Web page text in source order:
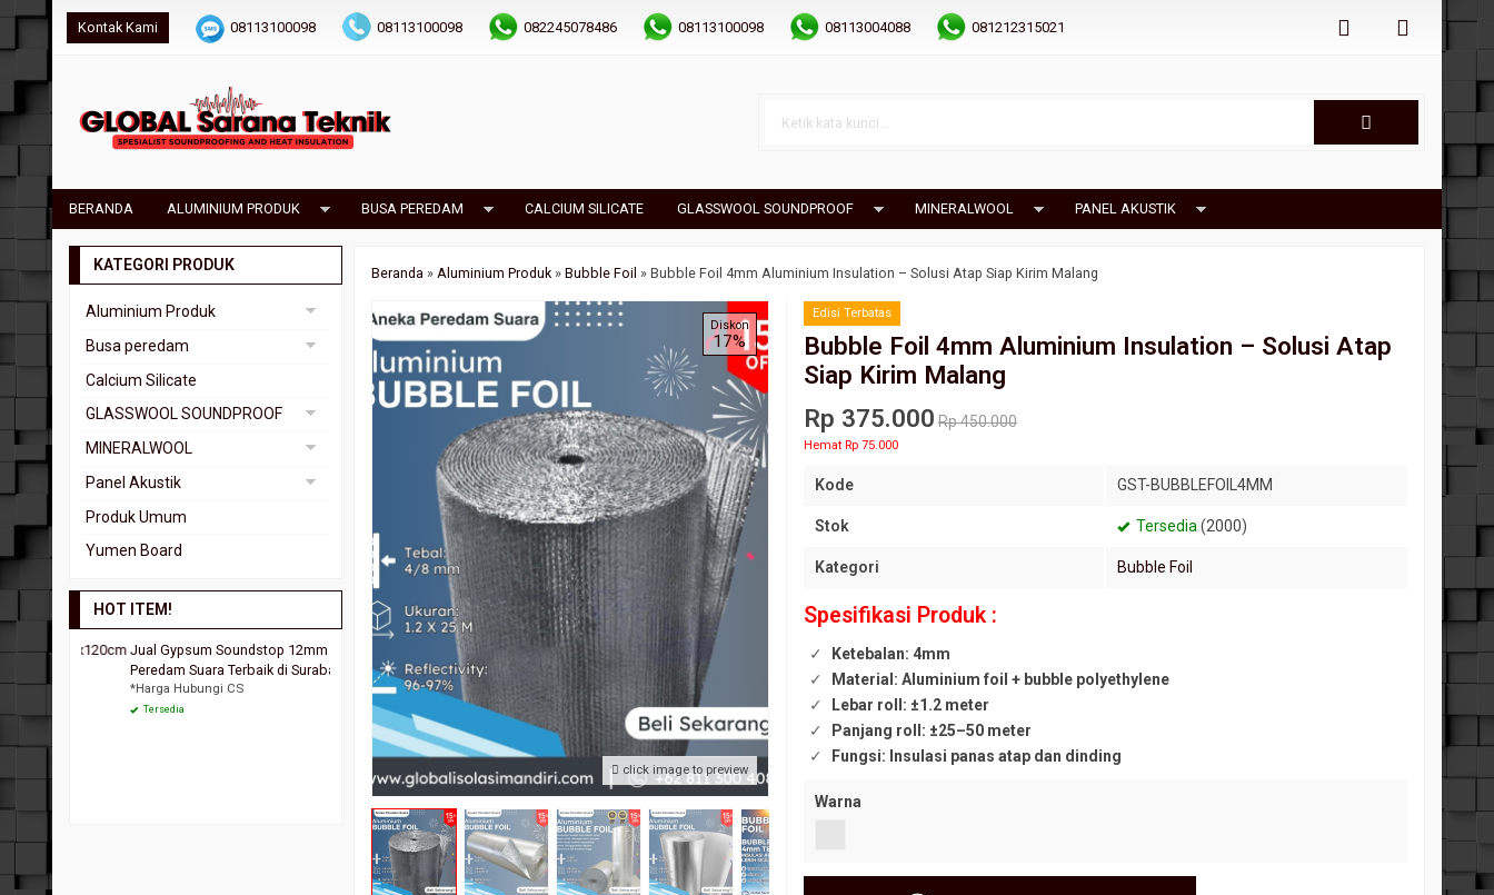
Kontak Kami 08113100098 08113100098 082245078486 08113100098 08113004088 081212315021
BERANDA ALUMINIUM PRODUK BUSA PEREDAM CALCIUM SILICATE GLASSWOOL SOUNDPROOF MINERALWOOL PANEL AKUSTIK
Beranda »Aluminium Produk »Bubble Foil »Bubble Foil 4mm Aluminium Insulation – Solusi Atap Siap Kirim Malang
click image to preview
Diskon
17%
Edisi Terbatas
Bubble Foil 4mm Aluminium Insulation – Solusi Atap
Siap Kirim Malang
Rp 375.000 Rp 450.000
Hemat Rp 75.000
Kode GST-BUBBLEFOIL4MM
Stok Tersedia (2000)
Kategori Bubble Foil
Spesifikasi Produk :
Ketebalan: 4mm
Material: Aluminium foil + bubble polyethylene
Lebar roll: ±1.2 meter
Panjang roll: ±25–50 meter
Fungsi: Insulasi panas atap dan dinding
Warna
KATEGORI PRODUK
Aluminium Produk
Bubble Foil
Busa peredam
Busa Bass Trap
Busa Piramid
Busa Telur
Calcium Silicate
GLASSWOOL SOUNDPROOF
Glasswool Lembar
Glasswool Roll
Glasswool White Board
MINERALWOOL
Rock Wool Pipa
Rock Wool Slab
Rockwool Blanket
Panel Akustik
Gypsum Akustik
Gypsum Soundstop
Produk Umum
Yumen Board
HOT ITEM!
60x120cm
Jual Gypsum Soundstop 12mm
Peredam Suara Terbaik di Surabaya
*Harga Hubungi CS
Tersedia
Rock Wool Tombo Density 60 Super
Rp 123
Tersedia
Rockwool Blanket FireRock 50MM–
Isolasi Panas & Suara Terbaik
Rp 400.000
Rp 420.000
Tersedia/ GST-FIREROCKBLANKET8050
Yumen Board Bikin Ruanganmu Super
Estetik dan Anti Bising
*Harga Hubungi CS
Tersedia / gst_ymn